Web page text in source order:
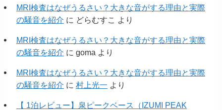
MRI検査はなぜうるさい？大きな音がする理由と実際
の騒音を紹介 に どらむすこ より
MRI検査はなぜうるさい？大きな音がする理由と実際
の騒音を紹介 に goma より
MRI検査はなぜうるさい？大きな音がする理由と実際
の騒音を紹介 に 村上光一 より
【 1泊レビュー】泉ピークベース（IZUMI PEAK